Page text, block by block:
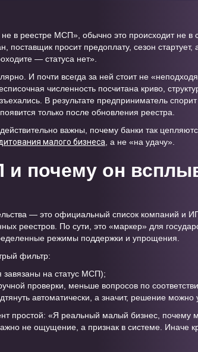
в реестре МСП», обычно это происходит не в
поставщик просит предоплату, сезон
— статуса нет».
И почти всегда за ней стоит не
численность посчитана криво,
В результате предприниматель
только после обновления реестра.
важны, почему банки так
малого бизнеса, а не «на удачу».
и почему он
— это официальный список компаний и
реестров. По сути, это «маркер» для
режимы поддержки и упрощения.
фильтр:
завязаны на статус МСП);
проверки, меньше вопросов по
автоматически, а значит, решение можно
простой: «Я реальный малый бизнес, почему
не ощущение, а признак в системе. Иначе